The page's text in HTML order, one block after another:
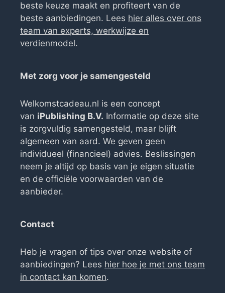
beste keuze maakt en profiteert van de
beste aanbiedingen. Lees hier alles over ons
team van experts, werkwijze en
verdienmodel.
Met zorg voor je samengesteld
Welkomstcadeau.nl is een concept
van iPublishing B.V. Informatie op deze site
is zorgvuldig samengesteld, maar blijft
algemeen van aard. We geven geen
individueel (financieel) advies. Beslissingen
neem je altijd op basis van je eigen situatie
en de officiële voorwaarden van de
aanbieder.
Contact
Heb je vragen of tips over onze website of
aanbiedingen? Lees hier hoe je met ons team
in contact kan komen.